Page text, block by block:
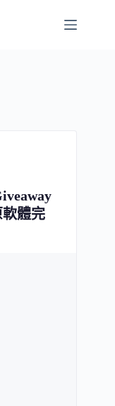
體完